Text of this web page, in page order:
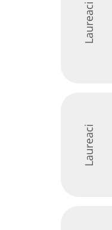
Laureaci
Laureaci